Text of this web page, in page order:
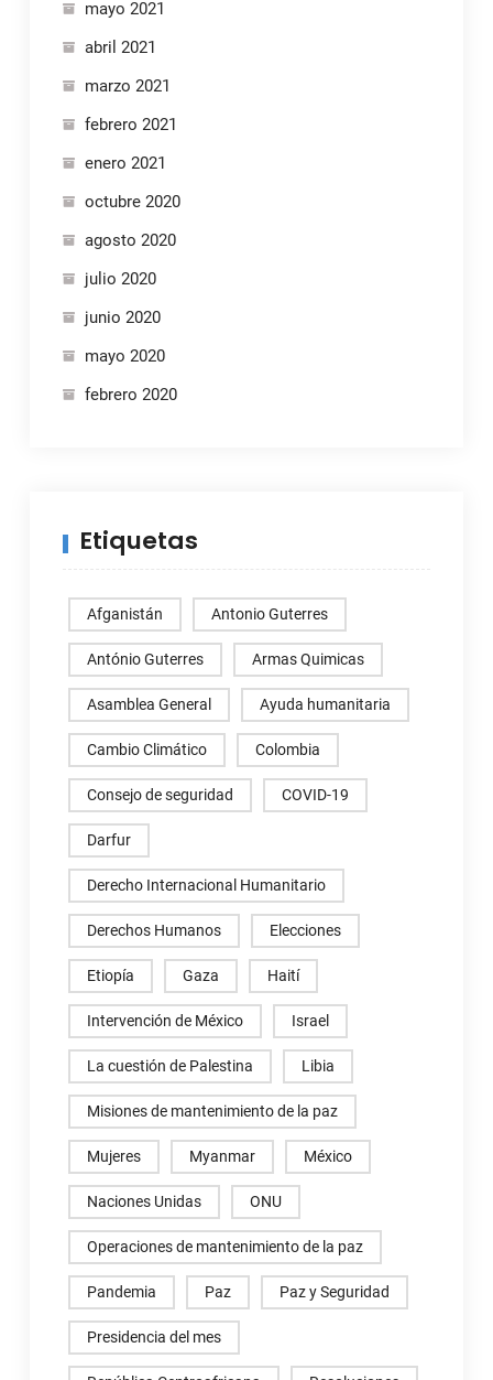
mayo 2021
abril 2021
marzo 2021
febrero 2021
enero 2021
octubre 2020
agosto 2020
julio 2020
junio 2020
mayo 2020
febrero 2020
Etiquetas
Afganistán Antonio Guterres
António Guterres Armas Quimicas
Asamblea General Ayuda humanitaria
Cambio Climático Colombia
Consejo de seguridad COVID-19
Darfur
Derecho Internacional Humanitario
Derechos Humanos Elecciones
Etiopía Gaza Haití
Intervención de México Israel
La cuestión de Palestina Libia
Misiones de mantenimiento de la paz
Mujeres Myanmar México
Naciones Unidas ONU
Operaciones de mantenimiento de la paz
Pandemia Paz Paz y Seguridad
Presidencia del mes